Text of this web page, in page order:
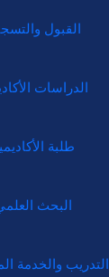
القبول
الدراسات
طلبة
البحث
التدريب والخدمة